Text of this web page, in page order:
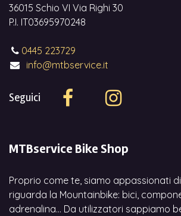
36015 Schio VI Via Righi 30
P.I. IT03695970248
0445 223729
info@mtbservice.it
Seguici
MTBservice Bike Shop
Proprio come te, siamo appassionati
riguarda la Mountainbike: bici,
adrenalina... Da utilizzatori sappiamo